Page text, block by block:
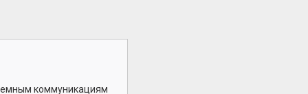
коммуникациям